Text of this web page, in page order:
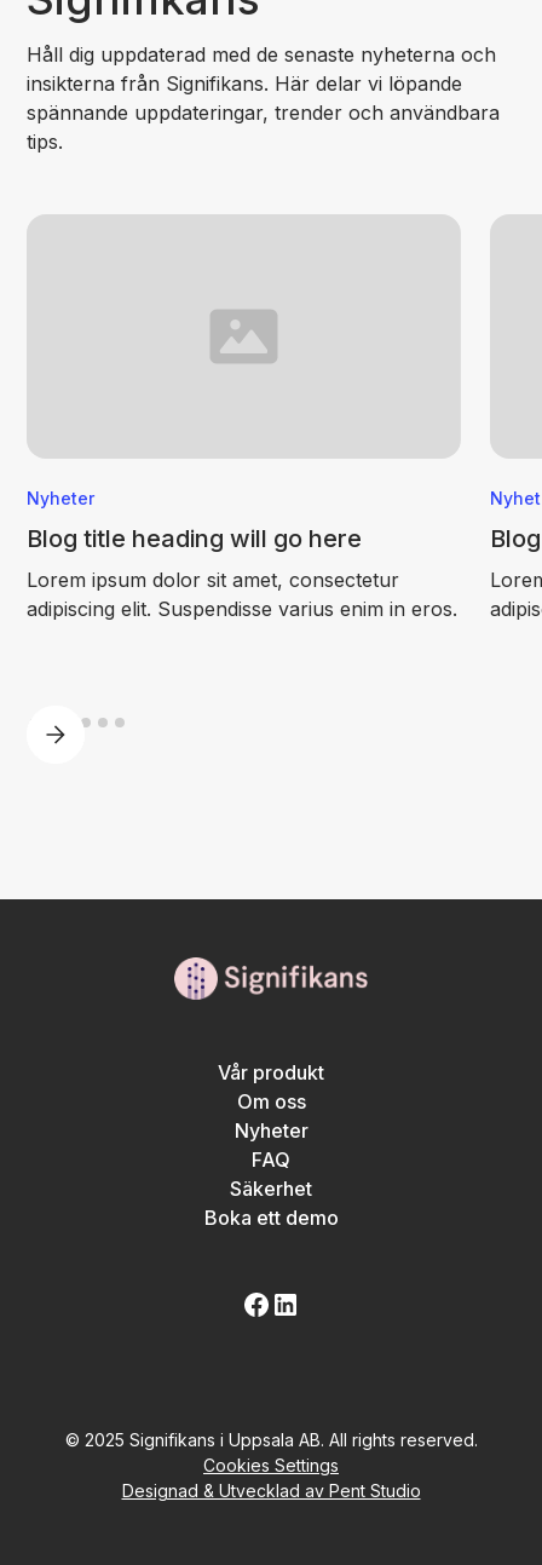
Håll dig uppdaterad med de senaste nyheterna och
insikterna från Signifikans. Här delar vi löpande
spännande uppdateringar, trender och användbara
tips.
Nyheter
Blog title heading will go here
Lorem ipsum dolor sit amet, consectetur
adipiscing elit. Suspendisse varius enim in eros.
Vår produkt
Om oss
Nyheter
FAQ
Säkerhet
Boka ett demo
© 2025 Signifikans i Uppsala AB. All rights reserved.
Cookies Settings
Designad & Utvecklad av Pent Studio